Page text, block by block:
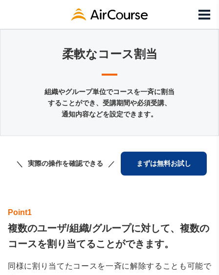
柔軟なコース割当
組織やグループ単位でコースを一斉に割当
することができ、 受講期間や必須受講、
通知内容などを設定できます。
実際の操作を確認できる まずは無料お試し
複数のユーザ/組織/グループに対して、複数の
コースを割り当てることができます。
同様に割り当てたコースを一斉に解除することも可能で